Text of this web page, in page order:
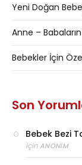
Yeni Doğan
Anne –
Bebekler İçin
Son
Bebek Bezi
için ANONIM